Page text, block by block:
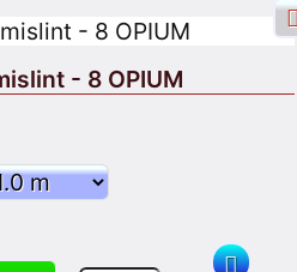
- 8 OPIUM